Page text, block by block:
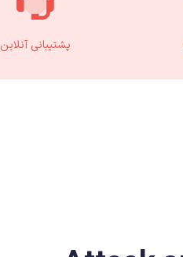
پشتیبانی آنلاین